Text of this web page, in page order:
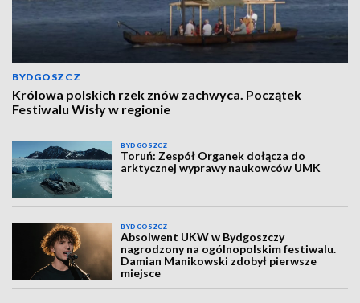
BYDGOSZCZ
Królowa polskich rzek znów zachwyca. Początek
Festiwalu Wisły w regionie
BYDGOSZCZ
Toruń: Zespół Organek dołącza do
arktycznej wyprawy naukowców UMK
BYDGOSZCZ
Absolwent UKW w Bydgoszczy
nagrodzony na ogólnopolskim festiwalu.
Damian Manikowski zdobył pierwsze
miejsce